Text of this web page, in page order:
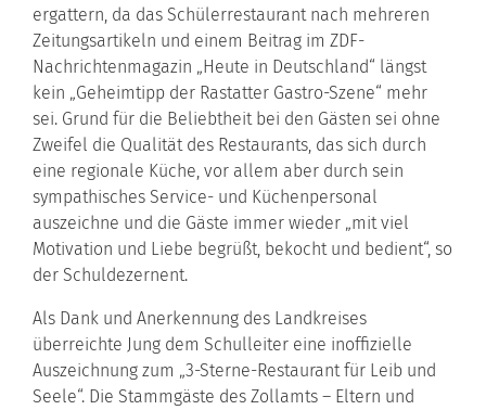
ergattern, da das Schülerrestaurant nach mehreren
Zeitungsartikeln und einem Beitrag im ZDF-
Nachrichtenmagazin „Heute in Deutschland“ längst
kein „Geheimtipp der Rastatter Gastro-Szene“ mehr
sei. Grund für die Beliebtheit bei den Gästen sei ohne
Zweifel die Qualität des Restaurants, das sich durch
eine regionale Küche, vor allem aber durch sein
sympathisches Service- und Küchenpersonal
auszeichne und die Gäste immer wieder „mit viel
Motivation und Liebe begrüßt, bekocht und bedient“, so
der Schuldezernent.
Als Dank und Anerkennung des Landkreises
überreichte Jung dem Schulleiter eine inoffizielle
Auszeichnung zum „3-Sterne-Restaurant für Leib und
Seele“. Die Stammgäste des Zollamts – Eltern und